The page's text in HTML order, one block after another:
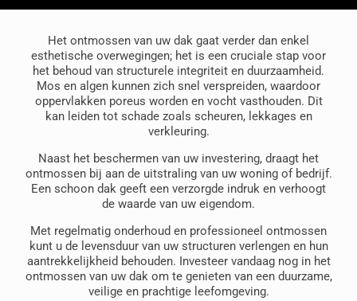
Het ontmossen van uw dak gaat verder dan enkel
esthetische overwegingen; het is een cruciale stap voor
het behoud van structurele integriteit en duurzaamheid.
Mos en algen kunnen zich snel verspreiden, waardoor
oppervlakken poreus worden en vocht vasthouden. Dit
kan leiden tot schade zoals scheuren, lekkages en
verkleuring.
Naast het beschermen van uw investering, draagt het
ontmossen bij aan de uitstraling van uw woning of bedrijf.
Een schoon dak geeft een verzorgde indruk en verhoogt
de waarde van uw eigendom.
Met regelmatig onderhoud en professioneel ontmossen
kunt u de levensduur van uw structuren verlengen en hun
aantrekkelijkheid behouden. Investeer vandaag nog in het
ontmossen van uw dak om te genieten van een duurzame,
veilige en prachtige leefomgeving.